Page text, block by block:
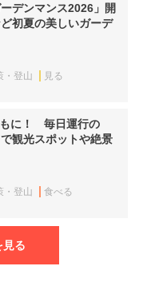
デンマンス2026」開
初夏の美しいガーデ
・登山
見る
に！ 毎日運行の
観光スポットや絶景
・登山
食べる
見る